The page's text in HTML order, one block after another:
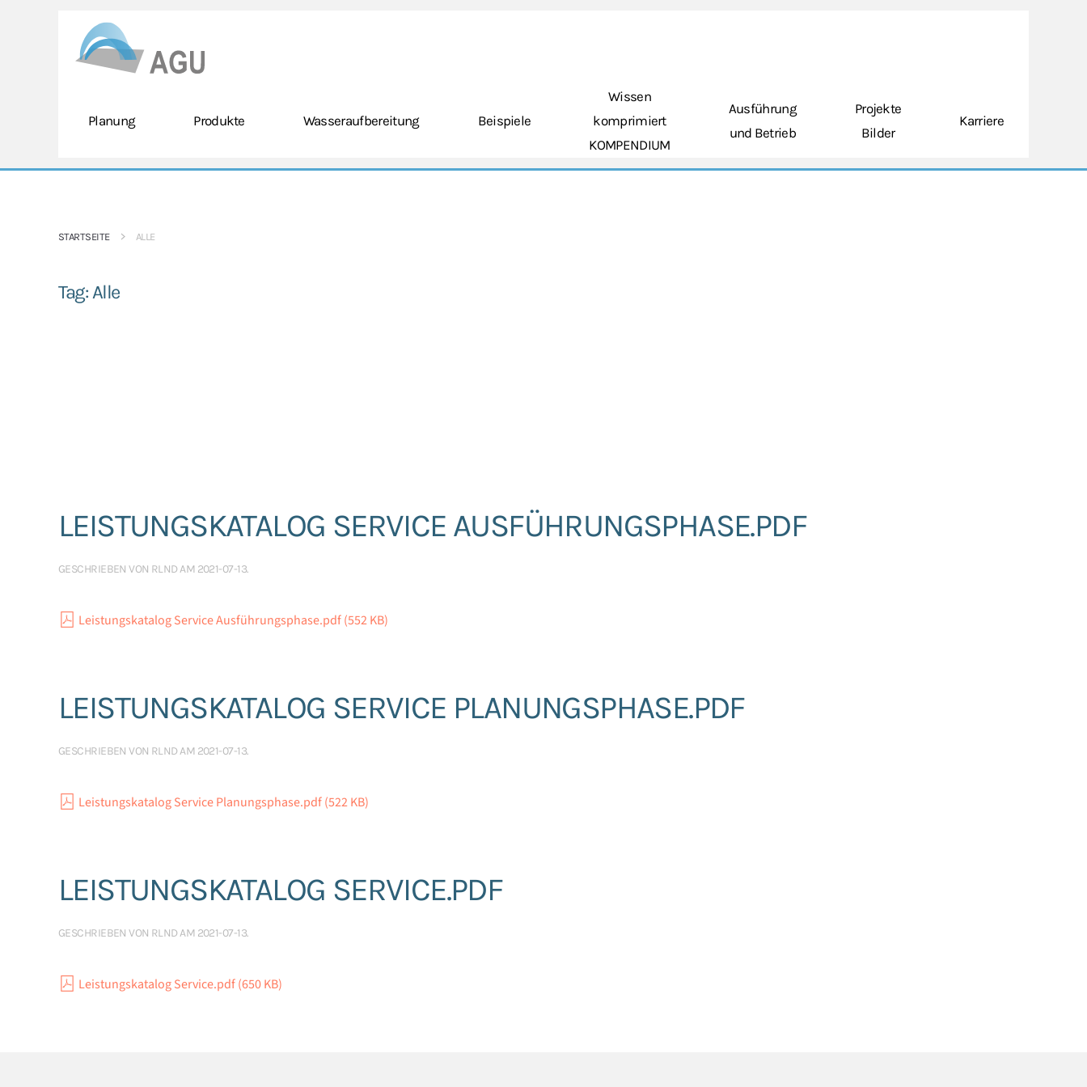
Skip to main content
Planung Produkte Wasseraufbereitung Beispiele
Wissen
komprimiert
KOMPENDIUM
Ausführung
und Betrieb
Projekte
Bilder
Karriere
STARTSEITE ALLE
Tag:Alle
LEISTUNGSKATALOG SERVICE AUSFÜHRUNGSPHASE.PDF
GESCHRIEBEN VON RLNDAM 2021-07-13.
Leistungskatalog Service Ausführungsphase.pdf (552 KB)
LEISTUNGSKATALOG SERVICE PLANUNGSPHASE.PDF
GESCHRIEBEN VON RLNDAM 2021-07-13.
Leistungskatalog Service Planungsphase.pdf (522 KB)
LEISTUNGSKATALOG SERVICE.PDF
GESCHRIEBEN VON RLNDAM 2021-07-13.
Leistungskatalog Service.pdf (650 KB)